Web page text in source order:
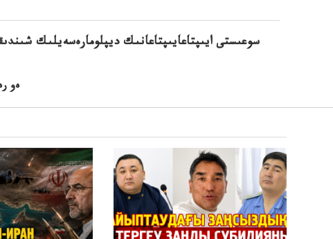
ەو
سوعىستى ايىپتاعايىپتاعانىك ديپلومارەسەيلىك